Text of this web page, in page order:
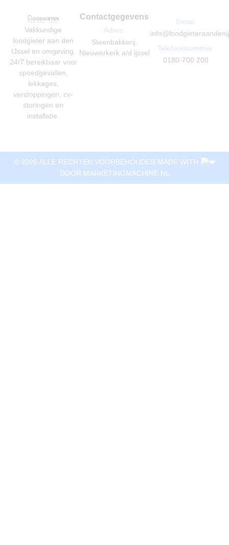
Vakkundige
loodgieter aan den
IJssel en omgeving.
24/7 bereikbaar voor
spoedgevallen,
lekkages,
verstoppingen, cv-
storingen en
installatie.
Contactgegevens
Adres:
Steenbakkerij,
Nieuwerkerk a/d ijssel
Email:
Telefoonnummer:
0180-700 208
© 2026 ALLE RECHTEN VOORBEHOUDEN MADE WITH
DOOR MARKETINGMACHINE.NL